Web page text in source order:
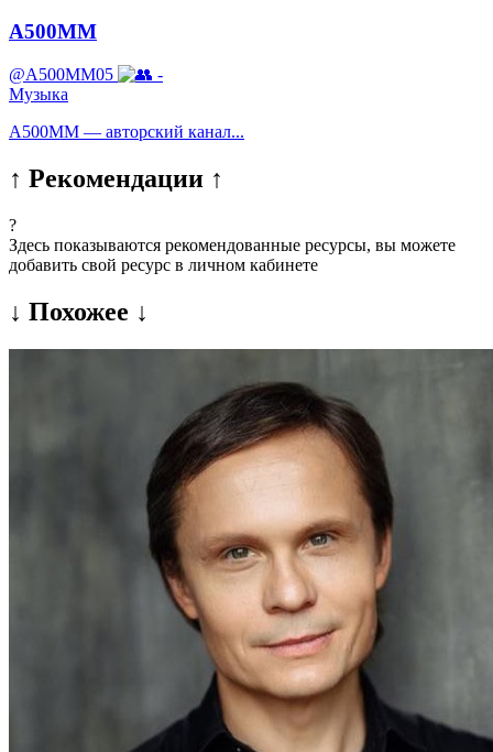
А500ММ
@A500MM05
-
Музыка
А500ММ — авторский канал...
↑ Рекомендации ↑
?
Здесь показываются рекомендованные ресурсы, вы можете
добавить свой ресурс в личном кабинете
↓ Похожее ↓